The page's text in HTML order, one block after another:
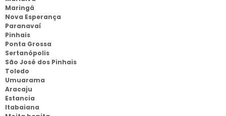
Maringá
Nova Esperança
Paranavaí
Pinhais
Ponta Grossa
Sertanópolis
São José dos Pinhais
Toledo
Umuarama
Aracaju
Estancia
Itabaiana